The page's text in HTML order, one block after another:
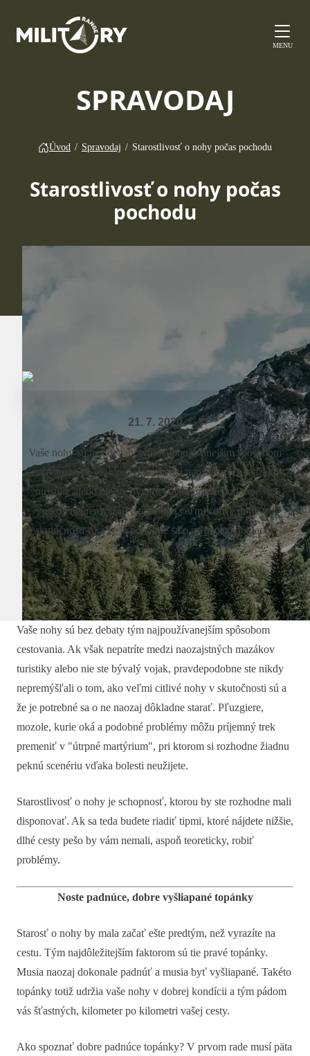
MENU
SPRAVODAJ
Úvod / Spravodaj / Starostlivosť o nohy počas pochodu
Starostlivosť o nohy počas
pochodu
21. 7. 2020
Vaše nohy sú bez debaty tým najpoužívanejším spôsobom
cestovania. Ak však nepatríte medzi naozajstných mazákov
turistiky alebo nie ste bývalý vojak, pravdepodobne ste
nikdy nepremýšľali o tom, ako veľmi citlivé nohy v
skutočnosti sú a že je potrebné sa o ne naozaj dôkladne
starať ...
Vaše nohy sú bez debaty tým najpoužívanejším spôsobom
cestovania. Ak však nepatríte medzi naozajstných mazákov
turistiky alebo nie ste bývalý vojak, pravdepodobne ste nikdy
nepremýšľali o tom, ako veľmi citlivé nohy v skutočnosti sú a
že je potrebné sa o ne naozaj dôkladne starať. Pľuzgiere,
mozole, kurie oká a podobné problémy môžu príjemný trek
premeniť v "útrpné martýrium", pri ktorom si rozhodne žiadnu
peknú scenériu vďaka bolesti neužijete.
Starostlivosť o nohy je schopnosť, ktorou by ste rozhodne mali
disponovať. Ak sa teda budete riadiť tipmi, ktoré nájdete nižšie,
dlhé cesty pešo by vám nemali, aspoň teoreticky, robiť
problémy.
Noste padnúce, dobre vyšliapané topánky
Starosť o nohy by mala začať ešte predtým, než vyrazíte na
cestu. Tým najdôležitejším faktorom sú tie pravé topánky.
Musia naozaj dokonale padnúť a musia byť vyšliapané. Takéto
topánky totiž udržia vaše nohy v dobrej kondícii a tým pádom
vás šťastných, kilometer po kilometri vašej cesty.
Ako spoznať dobre padnúce topánky? V prvom rade musí päta